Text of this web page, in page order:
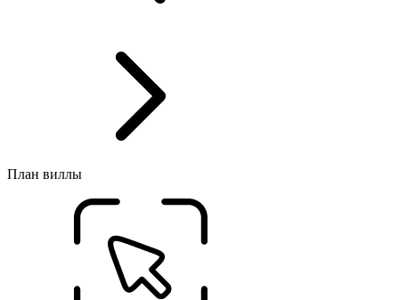
План виллы